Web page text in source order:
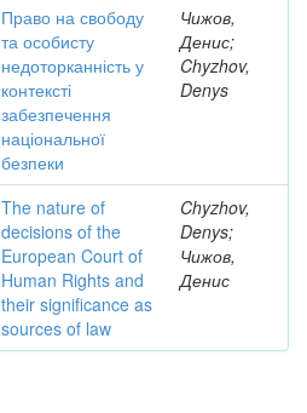
Право на свободу
та особисту
недоторканність у
контексті
забезпечення
національної
безпеки
Чижов,
Денис;
Chyzhov,
Denys
The nature of
decisions of the
European Court of
Human Rights and
their significance as
sources of law
Chyzhov,
Denys;
Чижов,
Денис